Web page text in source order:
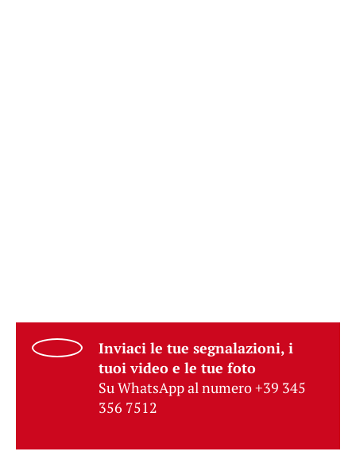
Inviaci le tue segnalazioni, i
tuoi video e le tue foto
Su WhatsApp al numero +39 345
356 7512